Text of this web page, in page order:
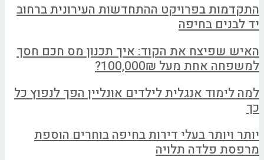
התקדמות בפרויקט ההתחדשות העירונית ברחוב
יד לבנים בחיפה
האיש שפיצח את הקוד: איך תכנון מס חכם חסך
למשפחה אחת מעל 100,000₪?
למה לימוד אנגלית לילדים אונליין הפך לנפוץ כל
כך
יותר ויותר בעלי דירות בחיפה בוחרים הוספת
מרפסת פלדה תלויה